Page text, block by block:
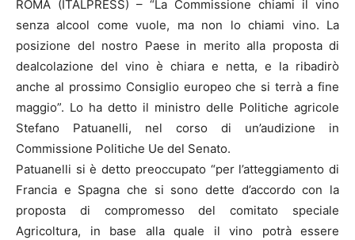
ROMA (ITALPRESS) – “La Commissione chiami il vino
senza alcool come vuole, ma non lo chiami vino. La
posizione del nostro Paese in merito alla proposta di
dealcolazione del vino è chiara e netta, e la ribadirò
anche al prossimo Consiglio europeo che si terrà a fine
maggio”. Lo ha detto il ministro delle Politiche agricole
Stefano Patuanelli, nel corso di un’audizione in
Commissione Politiche Ue del Senato.
Patuanelli si è detto preoccupato “per l’atteggiamento di
Francia e Spagna che si sono dette d’accordo con la
proposta di compromesso del comitato speciale
Agricoltura, in base alla quale il vino potrà essere